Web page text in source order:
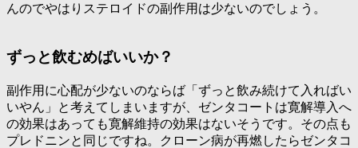
んのでやはりステロイドの副作用は少ないのでしょう。
ずっと飲むめばいいか？
副作用に心配が少ないのならば「 ずっと飲み続けて入ればい
いやん 」と考えてしまいますが、ゼンタコートは寛解導入へ
の効果はあっても寛解維持の効果はないそうです。その点も
プレドニンと同じですね。クローン病が再燃したらゼンタコ